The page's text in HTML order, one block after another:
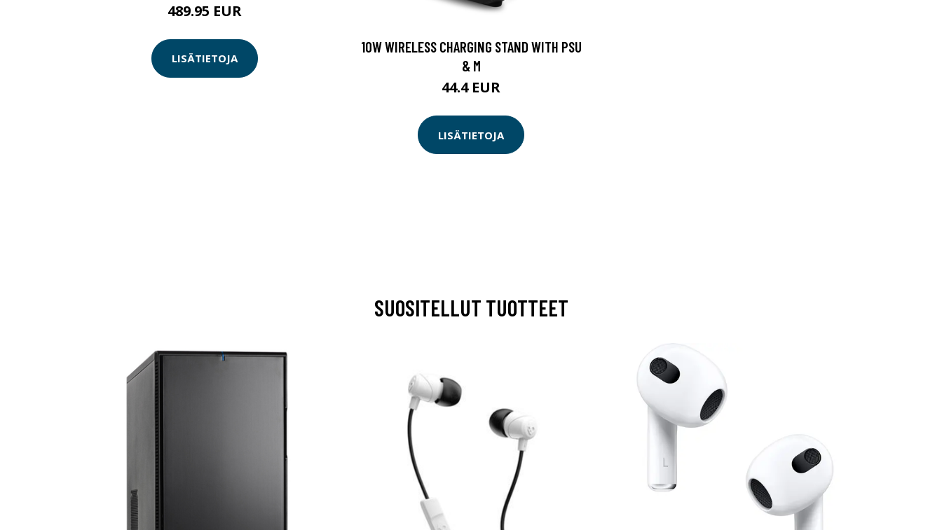
489.95 EUR
LISÄTIETOJA
10W WIRELESS CHARGING STAND WITH PSU
& M
44.4 EUR
LISÄTIETOJA
SUOSITELLUT TUOTTEET